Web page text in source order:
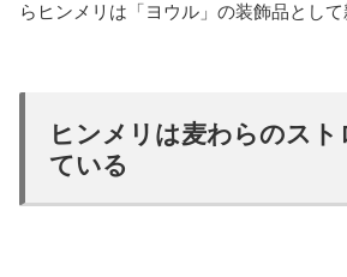
らヒンメリは「ヨウル」の装飾品として
ヒンメリは麦わらのス
ている